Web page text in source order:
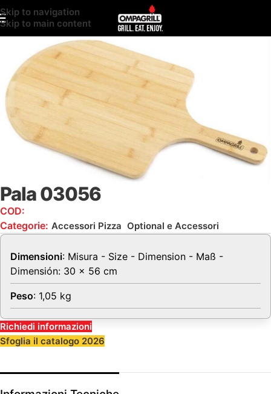
Skip to navigation
Skip to main content
Pala 03056
COD:
Categorie: Accessori Pizza Optional e Accessori
Dimensioni: Misura - Size - Dimension - Maß -
Dimensión: 30 x 56 cm
Peso: 1,05 kg
Richiedi informazioni
Sfoglia il catalogo 2026